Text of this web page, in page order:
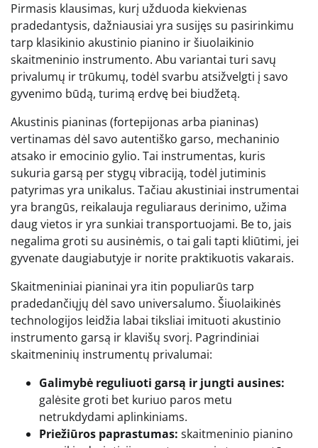
Pirmasis klausimas, kurį užduoda kiekvienas
pradedantysis, dažniausiai yra susijęs su pasirinkimu
tarp klasikinio akustinio pianino ir šiuolaikinio
skaitmeninio instrumento. Abu variantai turi savų
privalumų ir trūkumų, todėl svarbu atsižvelgti į savo
gyvenimo būdą, turimą erdvę bei biudžetą.
Akustinis pianinas (fortepijonas arba pianinas)
vertinamas dėl savo autentiško garso, mechaninio
atsako ir emocinio gylio. Tai instrumentas, kuris
sukuria garsą per stygų vibraciją, todėl jutiminis
patyrimas yra unikalus. Tačiau akustiniai instrumentai
yra brangūs, reikalauja reguliaraus derinimo, užima
daug vietos ir yra sunkiai transportuojami. Be to, jais
negalima groti su ausinėmis, o tai gali tapti kliūtimi, jei
gyvenate daugiabutyje ir norite praktikuotis vakarais.
Skaitmeniniai pianinai yra itin populiarūs tarp
pradedančiųjų dėl savo universalumo. Šiuolaikinės
technologijos leidžia labai tiksliai imituoti akustinio
instrumento garsą ir klavišų svorį. Pagrindiniai
skaitmeninių instrumentų privalumai:
Galimybė reguliuoti garsą ir jungti ausines:
galėsite groti bet kuriuo paros metu
netrukdydami aplinkiniams.
Priežiūros paprastumas: skaitmeninio pianino